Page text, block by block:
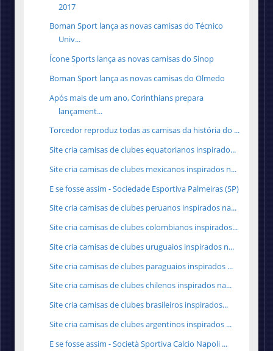
2017
Boman Sport lança as novas camisas do Técnico
Univ...
Ícone Sports lança as novas camisas do Sinop
Boman Sport lança as novas camisas do Olmedo
Após mais de um ano, Corinthians prepara
lançament...
Torcedor reproduz todas as camisas da história do ...
Site cria camisas de clubes equatorianos inspirado...
Site cria camisas de clubes mexicanos inspirados n...
E se fosse assim - Sociedade Esportiva Palmeiras (SP)
Site cria camisas de clubes peruanos inspirados na...
Site cria camisas de clubes colombianos inspirados...
Site cria camisas de clubes uruguaios inspirados n...
Site cria camisas de clubes paraguaios inspirados ...
Site cria camisas de clubes chilenos inspirados na...
Site cria camisas de clubes brasileiros inspirados...
Site cria camisas de clubes argentinos inspirados ...
E se fosse assim - Società Sportiva Calcio Napoli ...